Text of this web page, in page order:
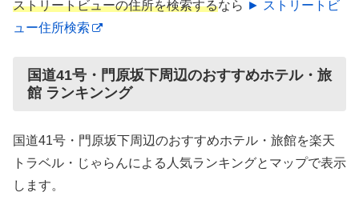
ストリートビューの住所を検索するなら ► ストリートビ
ュー住所検索
国道41号・門原坂下周辺のおすすめホテル・旅
館 ランキンング
国道41号・門原坂下周辺のおすすめホテル・旅館を楽天
トラベル・じゃらんによる人気ランキングとマップで表示
します。